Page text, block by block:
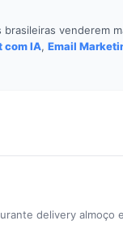
venderem
com IA, Email
delivery almoço